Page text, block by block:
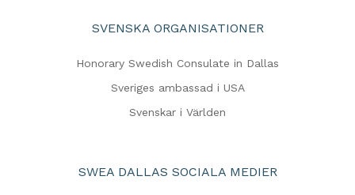
SVENSKA ORGANISATIONER
Honorary Swedish Consulate in Dallas
Sveriges ambassad i USA
Svenskar i Världen
SWEA DALLAS SOCIALA MEDIER